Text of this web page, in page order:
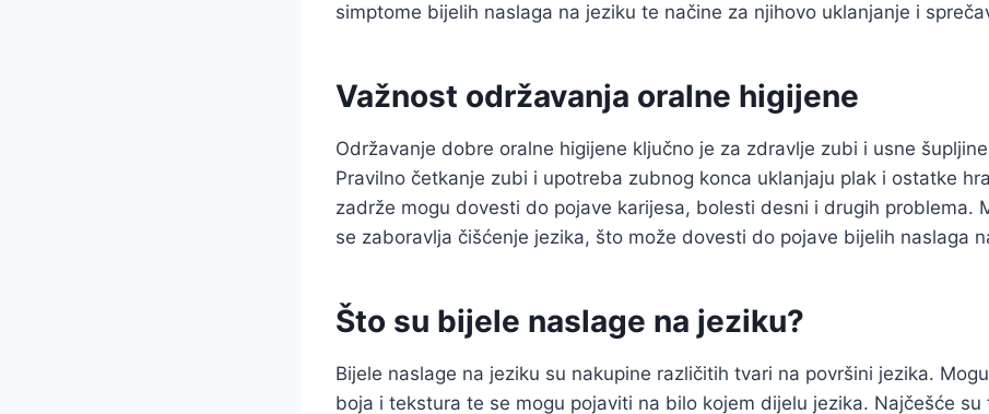
simptome bijelih naslaga na jeziku te načine za njihovo uklanjanje i
Važnost održavanja oralne higijene
Održavanje dobre oralne higijene ključno je za zdravlje zubi i usne
Pravilno četkanje zubi i upotreba zubnog konca uklanjaju plak i ostatke
zadrže mogu dovesti do pojave karijesa, bolesti desni i drugih problema.
se zaboravlja čišćenje jezika, što može dovesti do pojave bijelih naslaga
Što su bijele naslage na jeziku?
Bijele naslage na jeziku su nakupine različitih tvari na površini jezika.
boja i tekstura te se mogu pojaviti na bilo kojem dijelu jezika. Najčešće su